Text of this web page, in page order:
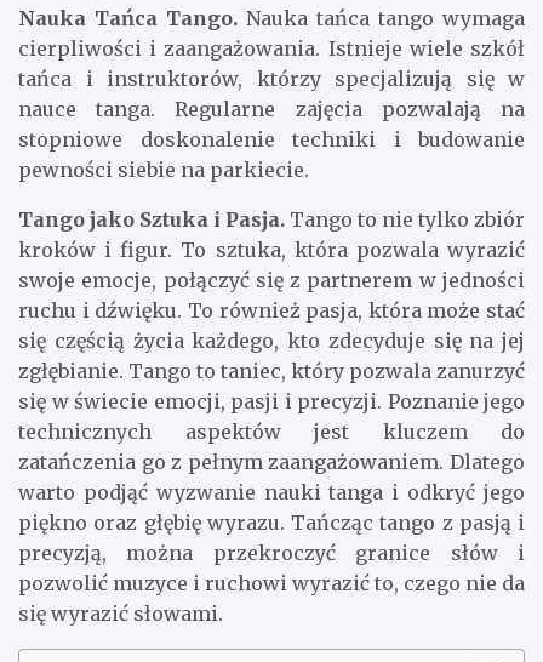
Nauka Tańca Tango. Nauka tańca tango wymaga
cierpliwości i zaangażowania. Istnieje wiele szkół
tańca i instruktorów, którzy specjalizują się w
nauce tanga. Regularne zajęcia pozwalają na
stopniowe doskonalenie techniki i budowanie
pewności siebie na parkiecie.
Tango jako Sztuka i Pasja. Tango to nie tylko zbiór
kroków i figur. To sztuka, która pozwala wyrazić
swoje emocje, połączyć się z partnerem w jedności
ruchu i dźwięku. To również pasja, która może stać
się częścią życia każdego, kto zdecyduje się na jej
zgłębianie. Tango to taniec, który pozwala zanurzyć
się w świecie emocji, pasji i precyzji. Poznanie jego
technicznych aspektów jest kluczem do
zatańczenia go z pełnym zaangażowaniem. Dlatego
warto podjąć wyzwanie nauki tanga i odkryć jego
piękno oraz głębię wyrazu. Tańcząc tango z pasją i
precyzją, można przekroczyć granice słów i
pozwolić muzyce i ruchowi wyrazić to, czego nie da
się wyrazić słowami.